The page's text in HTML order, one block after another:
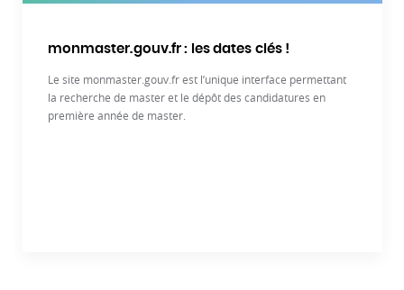
monmaster.gouv.fr : les dates clés !
Le site monmaster.gouv.fr est l’unique interface permettant
la recherche de master et le dépôt des candidatures en
première année de master.